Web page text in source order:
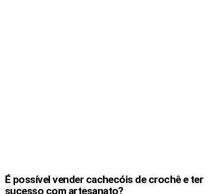
É possível vender cachecóis de crochê e ter
sucesso com artesanato?